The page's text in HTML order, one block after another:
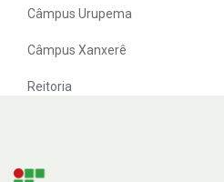
Câmpus Urupema
Câmpus Xanxerê
Reitoria